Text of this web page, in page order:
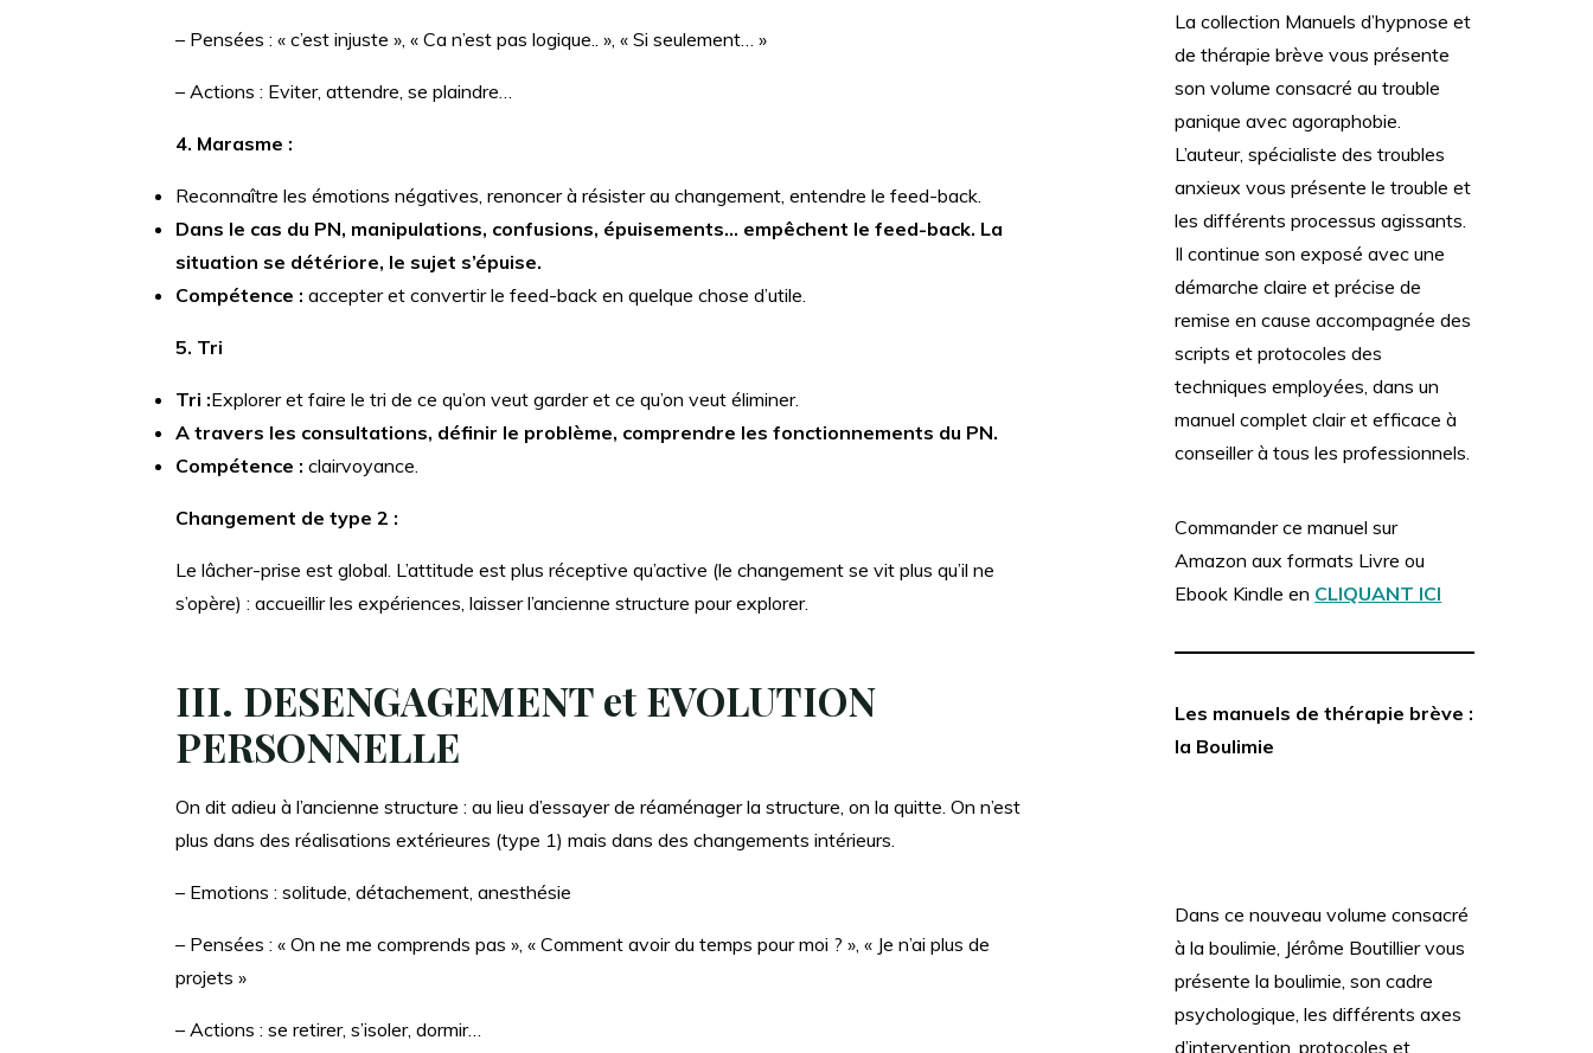
– Pensées : « c’est injuste », « Ca n’est pas logique.. », « Si seulement… »
– Actions : Eviter, attendre, se plaindre…
4. Marasme :
Reconnaître les émotions négatives, renoncer à résister au changement, entendre le feed-back.
Dans le cas du PN, manipulations, confusions, épuisements… empêchent le feed-back. La
situation se détériore, le sujet s’épuise.
Compétence : accepter et convertir le feed-back en quelque chose d’utile.
5. Tri
Tri :Explorer et faire le tri de ce qu’on veut garder et ce qu’on veut éliminer.
A travers les consultations, définir le problème, comprendre les fonctionnements du PN.
Compétence : clairvoyance.
Changement de type 2 :
Le lâcher-prise est global. L’attitude est plus réceptive qu’active (le changement se vit plus qu’il ne
s’opère) : accueillir les expériences, laisser l’ancienne structure pour explorer.
III. DESENGAGEMENT et EVOLUTION
PERSONNELLE
On dit adieu à l’ancienne structure : au lieu d’essayer de réaménager la structure, on la quitte. On n’est
plus dans des réalisations extérieures (type 1) mais dans des changements intérieurs.
– Emotions : solitude, détachement, anesthésie
– Pensées : « On ne me comprends pas », « Comment avoir du temps pour moi ? », « Je n’ai plus de
projets »
– Actions : se retirer, s’isoler, dormir…
La collection Manuels d’hypnose et
de thérapie brève vous présente
son volume consacré au trouble
panique avec agoraphobie.
L’auteur, spécialiste des troubles
anxieux vous présente le trouble et
les différents processus agissants.
Il continue son exposé avec une
démarche claire et précise de
remise en cause accompagnée des
scripts et protocoles des
techniques employées, dans un
manuel complet clair et efficace à
conseiller à tous les professionnels.
Commander ce manuel sur
Amazon aux formats Livre ou
Ebook Kindle en CLIQUANT ICI
Les manuels de thérapie brève :
la Boulimie
Dans ce nouveau volume consacré
à la boulimie, Jérôme Boutillier vous
présente la boulimie, son cadre
psychologique, les différents axes
d’intervention, protocoles et